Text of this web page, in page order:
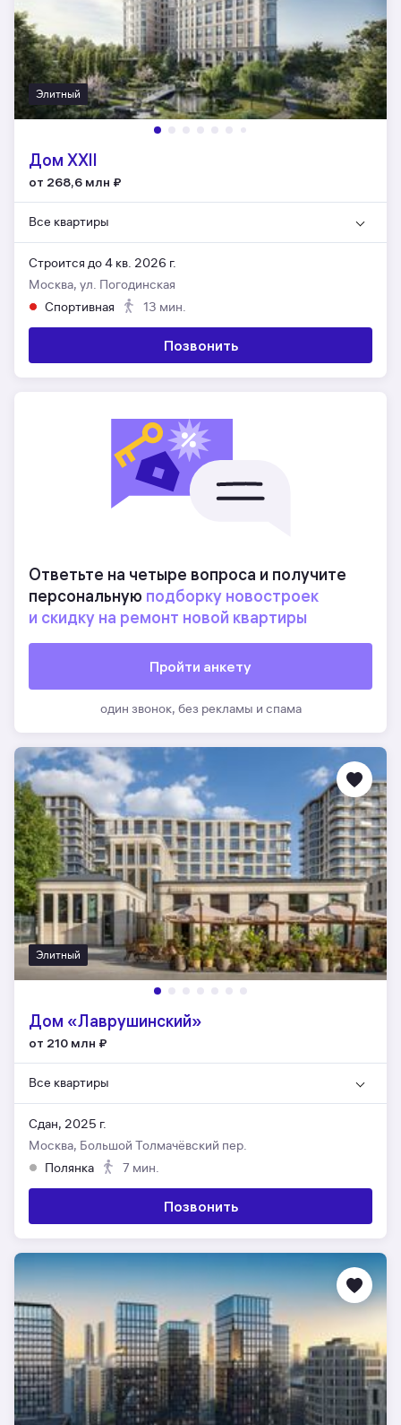
Элитный
Дом XXII
от 268,6 млн ₽
Все квартиры
Строится до 4 кв. 2026 г.
Москва, ул. Погодинская
Спортивная
13 мин.
Позвонить
Ответьте на четыре вопроса и получите
персональную подборку новостроек
и скидку на ремонт новой квартиры
Пройти анкету
один звонок, без рекламы и спама
Элитный
Дом «Лаврушинский»
от 210 млн ₽
Все квартиры
Сдан, 2025 г.
Москва, Большой Толмачёвский пер.
Полянка
7 мин.
Позвонить